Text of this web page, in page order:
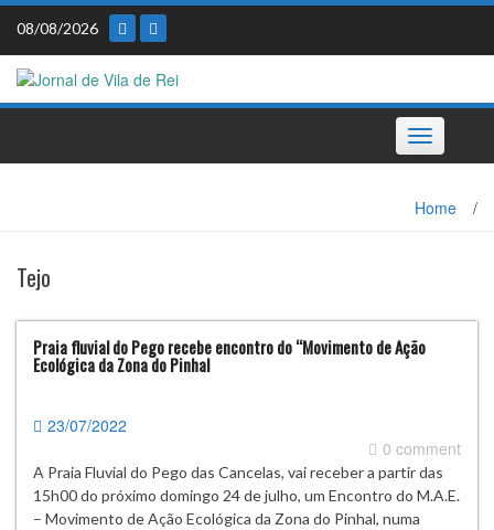
Skip
content
08/08/2026
Toggle
navigation
Home /
Tejo
Praia fluvial do Pego recebe encontro do “Movimento de Ação
Ecológica da Zona do Pinhal
23/07/2022
0 comment
A Praia Fluvial do Pego das Cancelas, vai receber a partir das
15h00 do próximo domingo 24 de julho, um Encontro do M.A.E.
– Movimento de Ação Ecológica da Zona do Pinhal, numa